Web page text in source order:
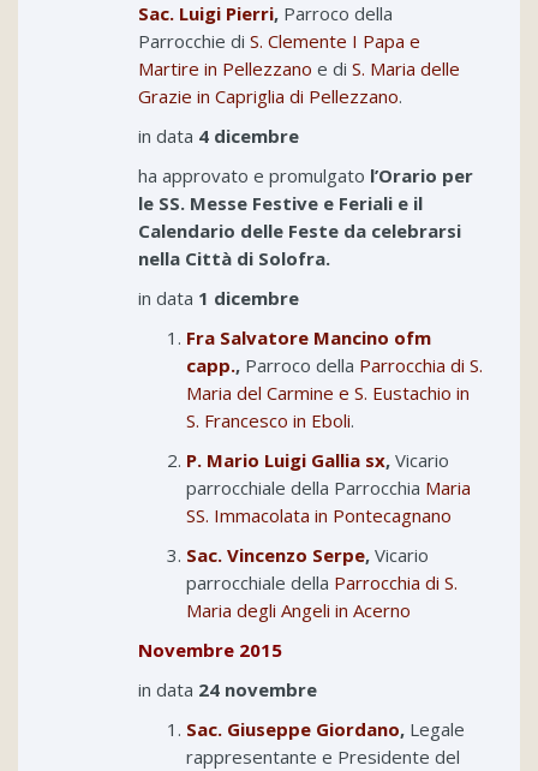
Sac. Luigi Pierri, Parroco della
Parrocchie di S. Clemente I Papa e
Martire in Pellezzano e di S. Maria delle
Grazie in Capriglia di Pellezzano.
in data 4 dicembre
ha approvato e promulgato l’Orario per
le SS. Messe Festive e Feriali e il
Calendario delle Feste da celebrarsi
nella Città di Solofra.
in data 1 dicembre
Fra Salvatore Mancino ofm
capp., Parroco della Parrocchia di S.
Maria del Carmine e S. Eustachio in
S. Francesco in Eboli.
P. Mario Luigi Gallia sx, Vicario
parrocchiale della Parrocchia Maria
SS. Immacolata in Pontecagnano
Sac. Vincenzo Serpe, Vicario
parrocchiale della Parrocchia di S.
Maria degli Angeli in Acerno
Novembre 2015
in data 24 novembre
Sac. Giuseppe Giordano, Legale
rappresentante e Presidente del